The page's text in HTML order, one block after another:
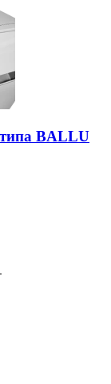
типа BALLU